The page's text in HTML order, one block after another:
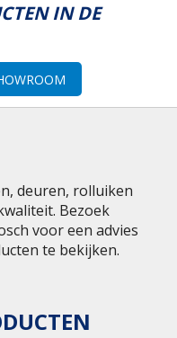
IN DE
deuren, rolluiken
Bezoek
voor een advies
te bekijken.